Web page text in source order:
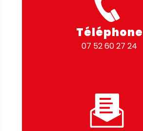
Téléphone
07 52 60 27 24